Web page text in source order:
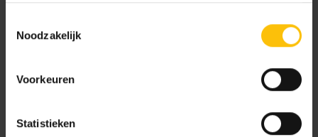
ervaringen: je eigen DTDD (gepersonaliseerde
aanbevelingen, functionaliteiten en communicatie binnen
dtdd.nl (relevante advertenties op websites en apps van
onze privacy policy
Noodzakelijk
Voorkeuren
Statistieken
Zomerse Bestsellers Box – Best of